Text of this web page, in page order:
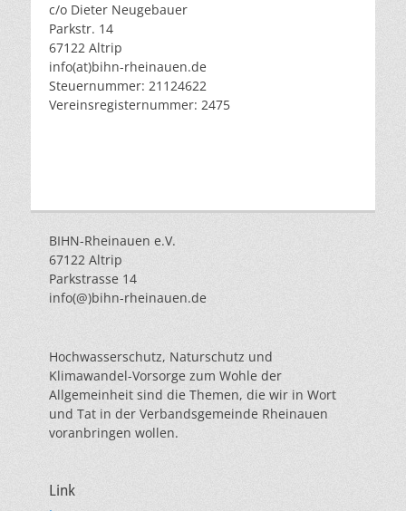
c/o Dieter Neugebauer
Parkstr. 14
67122 Altrip
info(at)bihn-rheinauen.de
Steuernummer: 21124622
Vereinsregisternummer: 2475
BIHN-Rheinauen e.V.
67122 Altrip
Parkstrasse 14
info(@)bihn-rheinauen.de
Hochwasserschutz, Naturschutz und
Klimawandel-Vorsorge zum Wohle der
Allgemeinheit sind die Themen, die wir in Wort
und Tat in der Verbandsgemeinde Rheinauen
voranbringen wollen.
Link